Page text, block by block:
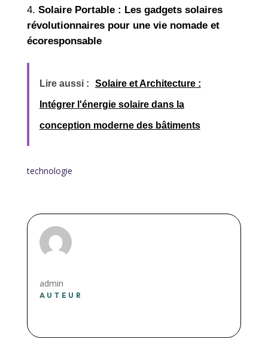
Solaire Portable : Les gadgets solaires
révolutionnaires pour une vie nomade et
écoresponsable
Lire aussi : Solaire et Architecture :
Intégrer l'énergie solaire dans la
conception moderne des bâtiments
technologie
admin
AUTEUR